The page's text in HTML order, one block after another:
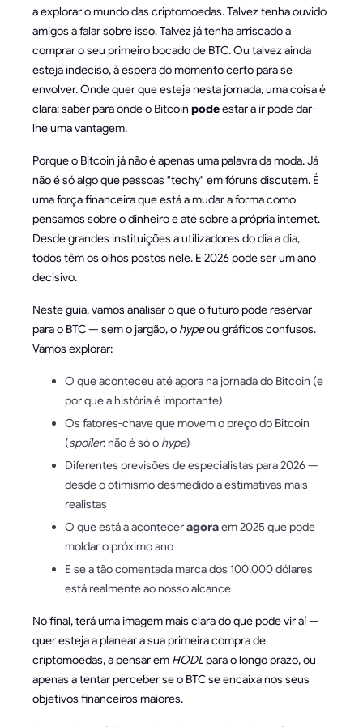
a explorar o mundo das criptomoedas. Talvez tenha ouvido
amigos a falar sobre isso. Talvez já tenha arriscado a
comprar o seu primeiro bocado de BTC. Ou talvez ainda
esteja indeciso, à espera do momento certo para se
envolver. Onde quer que esteja nesta jornada, uma coisa é
clara: saber para onde o Bitcoin podeestar a ir pode dar-
lhe uma vantagem.
Porque o Bitcoin já não é apenas uma palavra da moda. Já
não é só algo que pessoas "techy" em fóruns discutem. É
uma força financeira que está a mudar a forma como
pensamos sobre o dinheiro e até sobre a própria internet.
Desde grandes instituições a utilizadores do dia a dia,
todos têm os olhos postos nele. E 2026 pode ser um ano
decisivo.
Neste guia, vamos analisar o que o futuro pode reservar
para o BTC — sem o jargão, o hypeou gráficos confusos.
Vamos explorar:
O que aconteceu até agora na jornada do Bitcoin (e
por que a história é importante)
Os fatores-chave que movem o preço do Bitcoin
(spoiler: não é só o hype)
Diferentes previsões de especialistas para 2026 —
desde o otimismo desmedido a estimativas mais
realistas
O que está a aconteceragoraem 2025 que pode
moldar o próximo ano
E se a tão comentada marca dos 100.000 dólares
está realmente ao nosso alcance
No final, terá uma imagem mais clara do que pode vir aí —
quer esteja a planear a sua primeira compra de
criptomoedas, a pensar em HODLpara o longo prazo, ou
apenas a tentar perceber se o BTC se encaixa nos seus
objetivos financeiros maiores.